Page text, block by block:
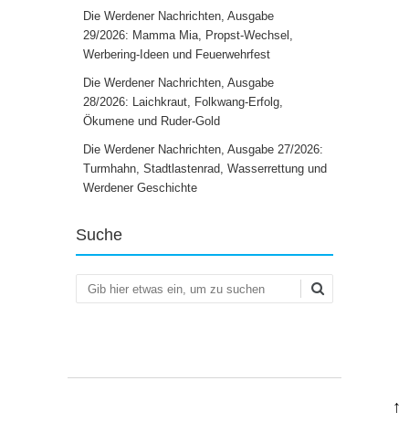
Die Werdener Nachrichten, Ausgabe
29/2026: Mamma Mia, Propst-Wechsel,
Werbering-Ideen und Feuerwehrfest
Die Werdener Nachrichten, Ausgabe
28/2026: Laichkraut, Folkwang-Erfolg,
Ökumene und Ruder-Gold
Die Werdener Nachrichten, Ausgabe 27/2026:
Turmhahn, Stadtlastenrad, Wasserrettung und
Werdener Geschichte
Suche
Suchen
↑